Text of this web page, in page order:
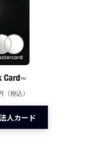
税込）
法人カード